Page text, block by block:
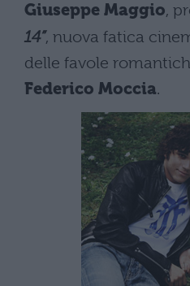
Giuseppe Maggio,
14”, nuova fatica
delle favole
Federico Moccia.